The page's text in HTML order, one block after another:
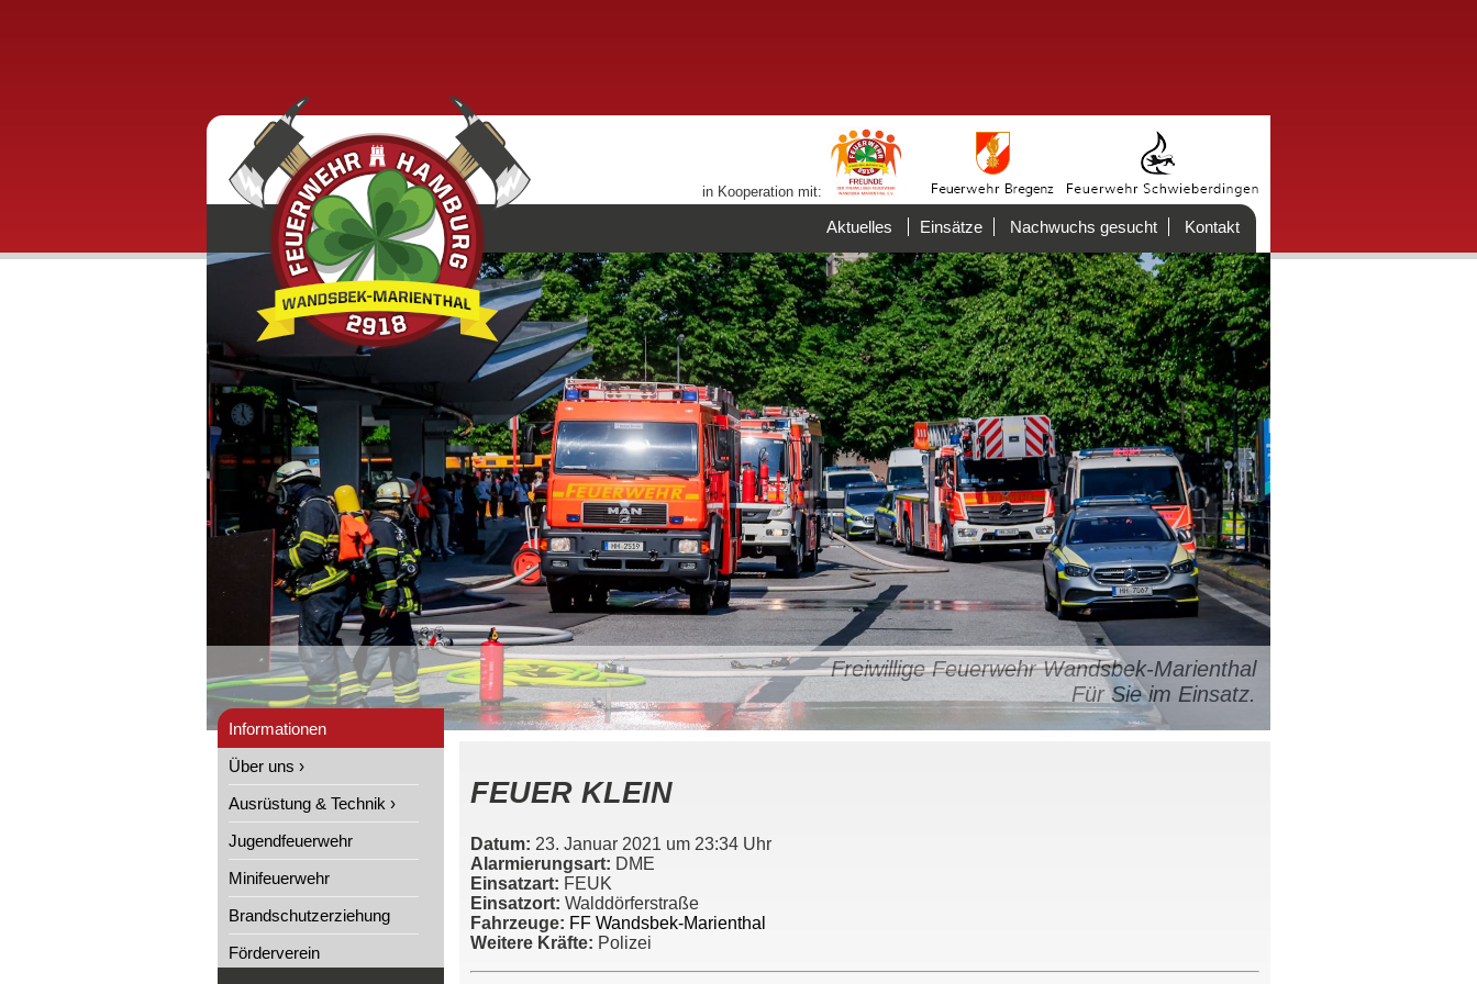
in Kooperation mit:
Aktuelles Einsätze Nachwuchs gesucht Kontakt
Freiwillige Feuerwehr Wandsbek-Marienthal
Für Sie im Einsatz.
Informationen
Über uns ›
Ausrüstung & Technik ›
Jugendfeuerwehr
Minifeuerwehr
Brandschutzerziehung
Förderverein
FEUER KLEIN
Datum: 23. Januar 2021 um 23:34 Uhr
Alarmierungsart: DME
Einsatzart: FEUK
Einsatzort: Walddörferstraße
Fahrzeuge: FF Wandsbek-Marienthal
Weitere Kräfte: Polizei